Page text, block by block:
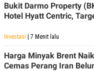
Bukit Darmo Property
Hotel Hyatt Centric,
Investasi | 7 Menit lalu
Harga Minyak Brent
Cemas Perang Iran